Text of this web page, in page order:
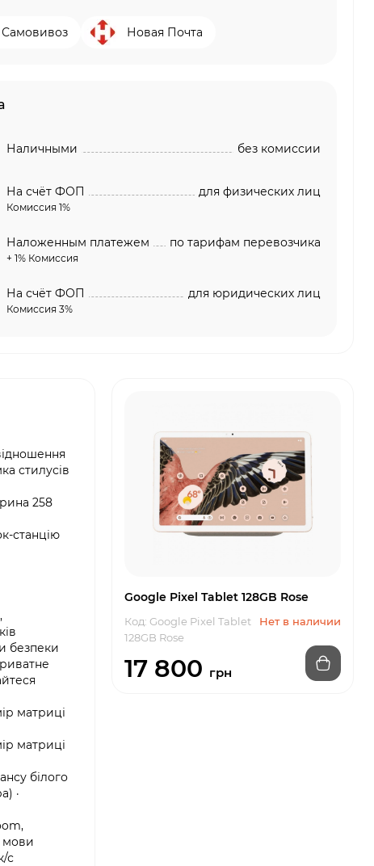
Самовивоз Новая Почта
Наличными без комиссии
На счёт ФОП
Комиссия 1%
для физических лиц
Наложенным платежем
+ 1% Комиссия
по тарифам перевозчика
На счёт ФОП
Комиссия 3%
для юридических лиц
стилусів
258
станцію
безпеки
матриці
матриці
білого
·
мови
с
Google Pixel Tablet 128GB Rose
Код: Google Pixel Tablet
128GB Rose
Нет в наличии
17 800 грн